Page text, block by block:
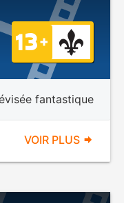
fantastique
VOIR PLUS